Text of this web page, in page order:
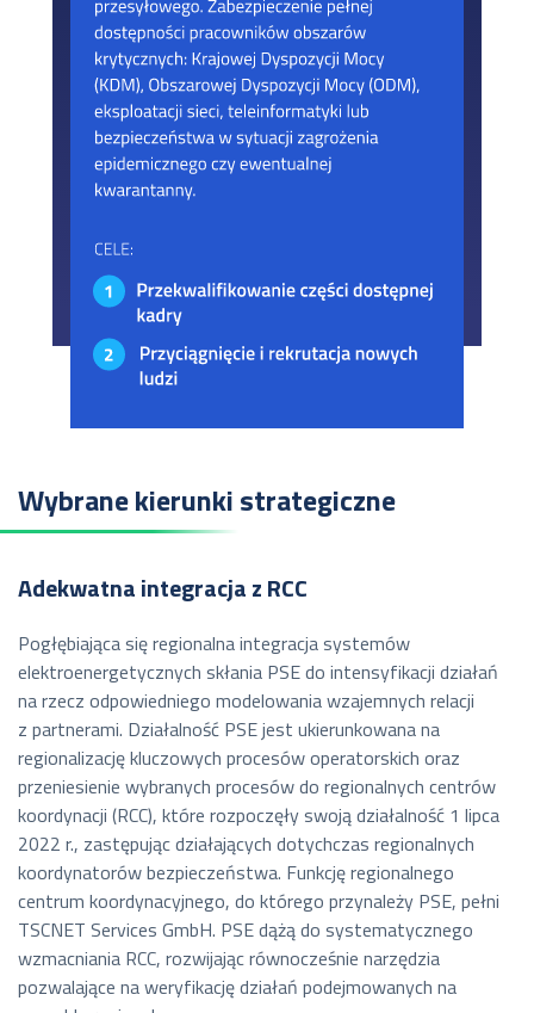
Wybrane kierunki strategiczne
Adekwatna integracja z RCC
Pogłębiająca się regionalna integracja systemów
elektroenergetycznych skłania PSE do intensyfikacji działań
na rzecz odpowiedniego modelowania wzajemnych relacji
z partnerami. Działalność PSE jest ukierunkowana na
regionalizację kluczowych procesów operatorskich oraz
przeniesienie wybranych procesów do regionalnych centrów
koordynacji (RCC), które rozpoczęły swoją działalność 1 lipca
2022 r., zastępując działających dotychczas regionalnych
koordynatorów bezpieczeństwa. Funkcję regionalnego
centrum koordynacyjnego, do którego przynależy PSE, pełni
TSCNET Services GmbH. PSE dążą do systematycznego
wzmacniania RCC, rozwijając równocześnie narzędzia
pozwalające na weryfikację działań podejmowanych na